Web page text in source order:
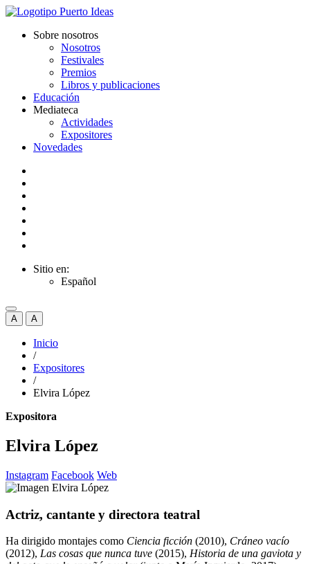
Sobre nosotros
Nosotros
Festivales
Premios
Libros y publicaciones
Educación
Mediateca
Actividades
Expositores
Novedades
Sitio en:
Español
A A
Inicio
/
Expositores
/
Elvira López
Expositora
Elvira López
Instagram Facebook Web
Actriz, cantante y directora teatral
Ha dirigido montajes como Ciencia ficción (2010), Cráneo vacío
(2012), Las cosas que nunca tuve (2015), Historia de una gaviota y